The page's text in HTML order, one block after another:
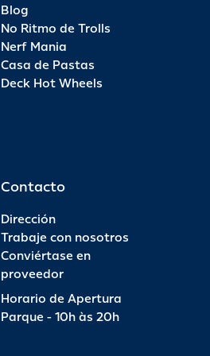
Blog
No Ritmo de Trolls
Nerf Mania
Casa de Pastas
Deck Hot Wheels
Contacto
Dirección
Trabaje con nosotros
Conviértase en
proveedor
Horario de Apertura
Parque - 10h às 20h